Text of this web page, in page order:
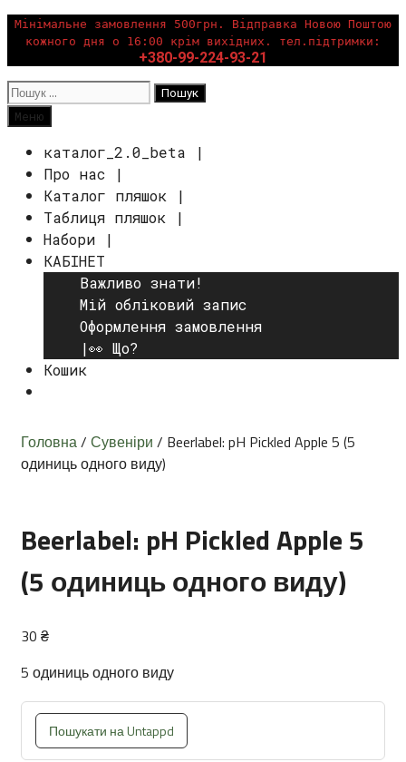
Перейти
вмісту
Мінімальне замовлення 500грн. Відправка Новою Поштою
кожного дня о 16:00 крім вихідних. тел.підтримки:
+380-99-224-93-21
Пошук:
Пошук
Меню
каталог_2.0_beta |
Про нас |
Каталог пляшок |
Таблиця пляшок |
Набори |
КАБІНЕТ
Важливо знати!
Мій обліковий запис
Оформлення замовлення
|👀 Що?
Кошик
Головна/ Сувеніри / Beerlabel: pH Pickled Apple 5 (5
одиниць одного виду)
Beerlabel: pH Pickled Apple 5
(5 одиниць одного виду)
30 ₴
5 одиниць одного виду
Пошукати на Untappd